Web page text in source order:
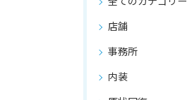
店舗
事務所
内装